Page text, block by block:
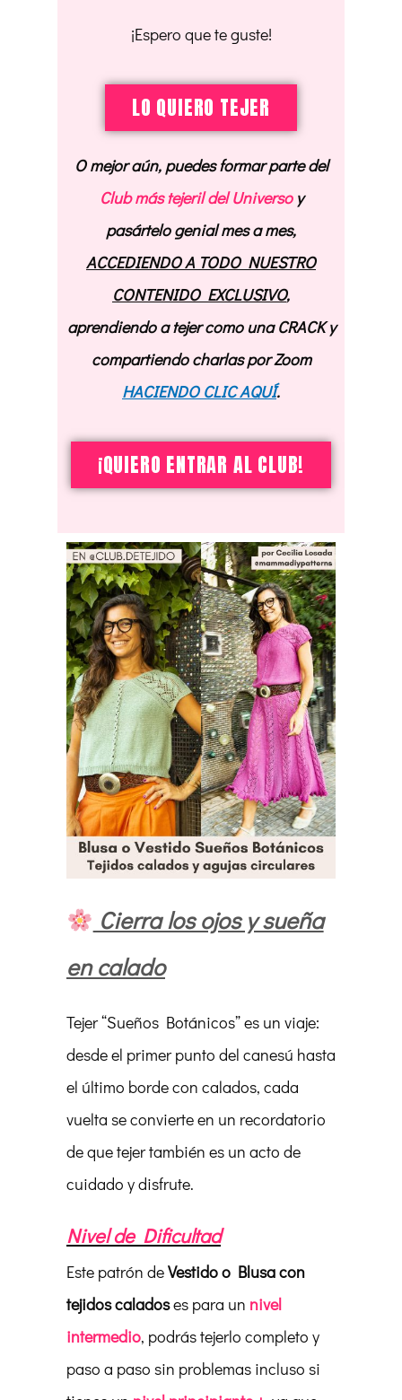
¡Espero que te guste!
LO QUIERO TEJER
O mejor aún, puedes formar parte del
Club más tejeril del Universoy
pasártelo genial mes a mes,
ACCEDIENDO A TODO NUESTRO
CONTENIDO EXCLUSIVO,
aprendiendo a tejer como una CRACK y
compartiendo charlas por Zoom
HACIENDO CLIC AQUÍ.
¡QUIERO ENTRAR AL CLUB!
Cierra los ojos y sueña
en calado
Tejer “Sueños Botánicos” es un viaje:
desde el primer punto del canesú hasta
el último borde con calados, cada
vuelta se convierte en un recordatorio
de que tejer también es un acto de
cuidado y disfrute.
Nivel de Dificultad
Este patrón deVestido o Blusa con
tejidos caladoses para un nivel
intermedio, podrás tejerlo completo y
paso a paso sin problemas incluso si